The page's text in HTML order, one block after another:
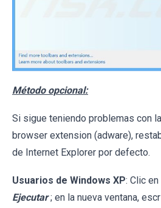
Método opcional:
Si sigue teniendo problemas con
browser extension (adware),
de Internet Explorer por defecto.
Usuarios de Windows XP: Clic en
Ejecutar ; en la nueva ventana,